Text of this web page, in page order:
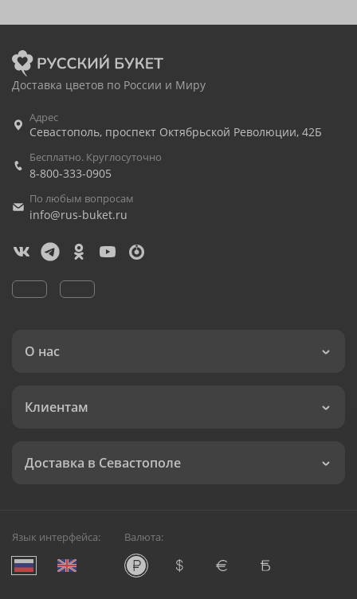
Доставка цветов по России и Миру
Адрес
Севастополь, проспект Октябрьской Революции, 42Б
Бесплатно. Круглосуточно
8-800-333-0905
По любым вопросам
info@rus-buket.ru
О нас
Клиентам
Доставка в Севастополе
Язык интерфейса: Валюта: